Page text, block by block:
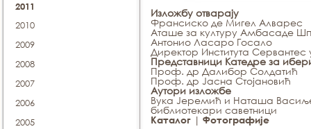
2011
2010
2009
2008
2007
2006
2005
Изложбу отварају
Франсиско де Мигел Aлварес
Аташе за културу Амбасаде
Антонио Ласаро Госало
Директор Института Сервантес
Представници Катедре за
Проф. др Далибор Солдатић
Проф. др Јасна Стојановић
Аутори изложбе
Вука Јеремић и Наташа
библиотекари саветници
Каталог| Фотографије